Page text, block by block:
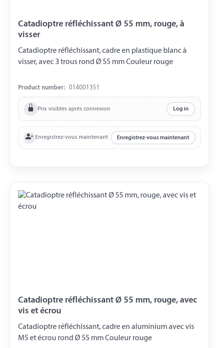
Catadioptre réfléchissant Ø 55 mm, rouge, à
visser
Catadioptre réfléchissant, cadre en plastique blanc à
visser, avec 3 trous rond Ø 55 mm Couleur rouge
Product number: 014001351
Prix visibles après connexion Log in
Enregistrez-vous maintenant Enregistrez-vous maintenant
Catadioptre réfléchissant Ø 55 mm, rouge, avec
vis et écrou
Catadioptre réfléchissant, cadre en aluminium avec vis
M5 et écrou rond Ø 55 mm Couleur rouge